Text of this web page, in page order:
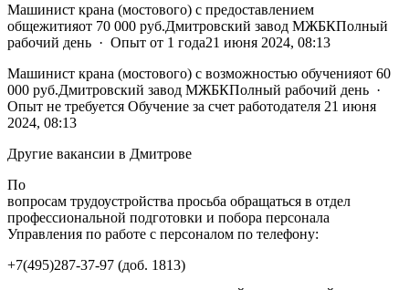
Машинист крана (мостового) с предоставлением
общежитияот 70 000 руб.Дмитровский завод МЖБКПолный
рабочий день · Опыт от 1 года21 июня 2024, 08:13
Машинист крана (мостового) с возможностью обученияот 60
000 руб.Дмитровский завод МЖБКПолный рабочий день ·
Опыт не требуется Обучение за счет работодателя 21 июня
2024, 08:13
Другие вакансии в Дмитрове
По
вопросам трудоустройства просьба обращаться в отдел
профессиональной подготовки и побора персонала
Управления по работе с персоналом по телефону:
+7(495)287-37-97 (доб. 1813)